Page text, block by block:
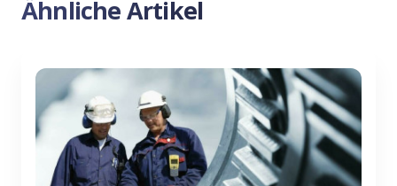
Ähnliche Artikel